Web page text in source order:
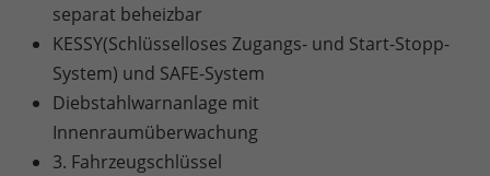
separat beheizbar
KESSY(Schlüsselloses Zugangs- und Start-Stopp-
System) und SAFE-System
Diebstahlwarnanlage mit
Innenraumüberwachung
3. Fahrzeugschlüssel